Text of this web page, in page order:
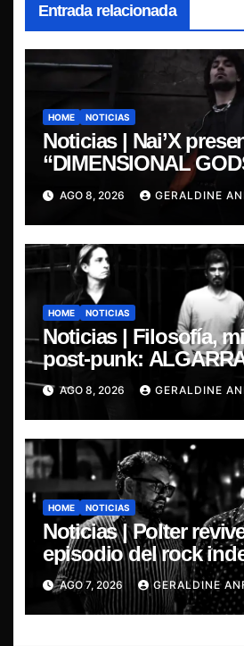
Entrada relacionada
HOME NOTICIAS
Noticias | Nai’X
“DIMENSIONAL
AGO 8, 2026 GERALDINE
HOME NOTICIAS
Noticias | Filosofía,
post-punk:
presenta “Cantos de
AGO 8, 2026 GERALDINE
HOME NOTICIAS
Noticias | Polter
episodio del rock
chileno con el
“Esencial 2001–2026”
AGO 7, 2026 GERALDINE